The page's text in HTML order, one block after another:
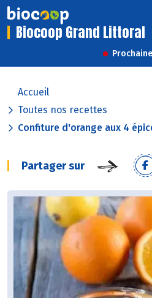
Biocoop Grand Littoral
Accueil
Toutes nos recettes
Confiture d'orange aux 4
Partager sur